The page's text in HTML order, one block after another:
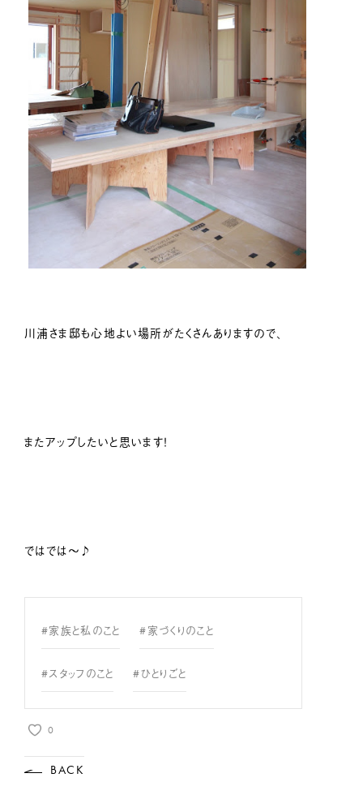
川浦さま邸も心地よい場所がたくさんありますので、
またアップしたいと思います！
ではでは〜♪
#家族と私のこと #家づくりのこと
#スタッフのこと #ひとりごと
0
BACK